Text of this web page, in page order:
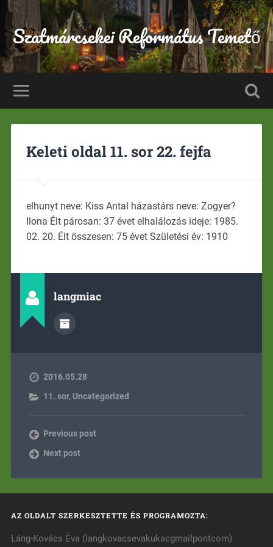
Szatmárcsekei Református Temető
Keleti oldal 11. sor 22. fejfa
elhunyt neve: Kiss Antal házastárs neve: Zogyer?
Ilona Élt párosan: 37 évet elhalálozás ideje: 1985.
02. 20. Élt összesen: 75 évet Születési év: 1910
langmiac
2016.05.28
11. sor, Uncategorized
Previous post
Next post
AZ OLDALT SZERKESZTETTE ÉS PROGRAMOZTA:
Láng-Kovács Éva (langkovacsevakukacgmailpontcom)